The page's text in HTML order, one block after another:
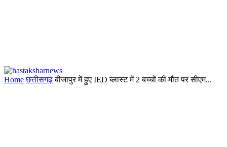
Home छत्तीसगढ़ बीजापुर में हुए IED ब्लास्ट में 2 बच्चों की मौत पर सीएम...